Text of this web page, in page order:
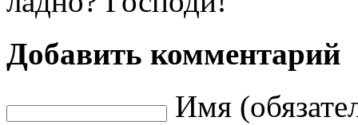
Добавить комментарий
Имя